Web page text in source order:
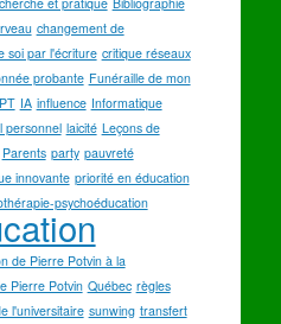
changement de
soi par l'écriture critique réseaux
probante Funéraille de mon
IA influence Informatique
personnel laicité Leçons de
Parents party pauvreté
innovante priorité en éducation
psychoéducation
de Pierre Potvin à la
Pierre Potvin Québec règles
l'universitaire sunwing transfert